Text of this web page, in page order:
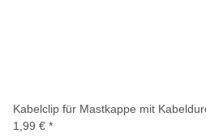
Kabelclip für Mastkappe mit
1,99 € *